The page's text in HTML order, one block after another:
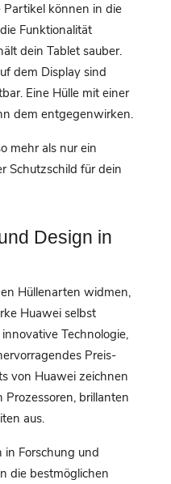
Partikel können in die
Funktionalität
dein Tablet sauber.
dem Display sind
Eine Hülle mit einer
dem entgegenwirken.
mehr als nur ein
Schutzschild für dein
Design in
Hüllenarten widmen,
Huawei selbst
Technologie,
Preis-
von Huawei zeichnen
brillanten
aus.
Forschung und
die bestmöglichen